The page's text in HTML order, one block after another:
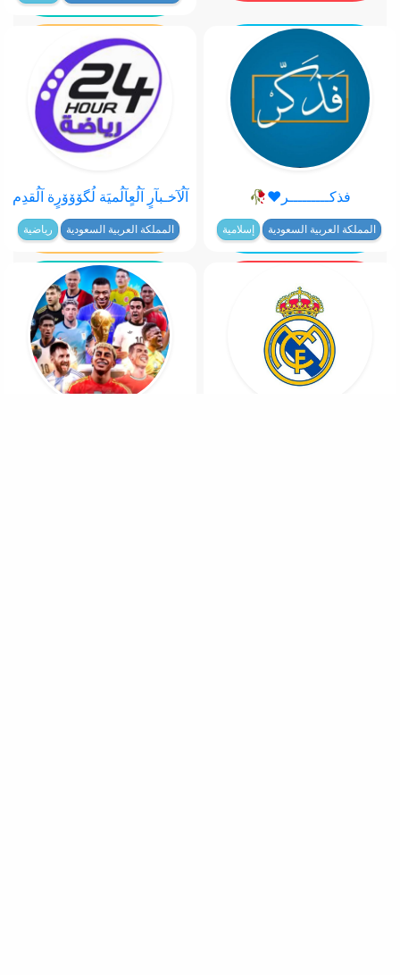
فذكـــــــــر♥️🥀
المملكة العربية السعودية إسلامية
آلُآخـبآرٍ آلُعٍآلُميَة لُگۆۆۆرٍة آلُقدِم
المملكة العربية السعودية رياضية